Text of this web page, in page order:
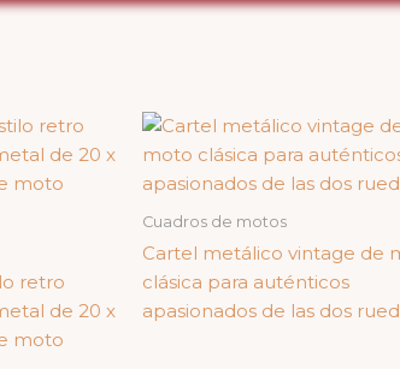
retro
de 20 x
moto
Cuadros de motos
Cartel metálico vintage de
clásica para auténticos
apasionados de las dos